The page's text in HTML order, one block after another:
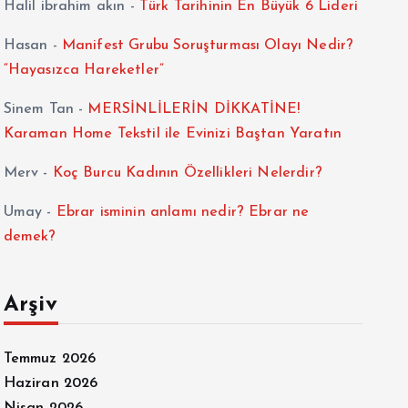
Halil ibrahim akın - Türk Tarihinin En Büyük 6 Lideri
Hasan - Manifest Grubu Soruşturması Olayı Nedir?
“Hayasızca Hareketler”
Sinem Tan - MERSİNLİLERİN DİKKATİNE!
Karaman Home Tekstil ile Evinizi Baştan Yaratın
Merv - Koç Burcu Kadının Özellikleri Nelerdir?
Umay -
Ebrar isminin anlamı nedir? Ebrar ne
demek?
Arşiv
Temmuz 2026
Haziran 2026